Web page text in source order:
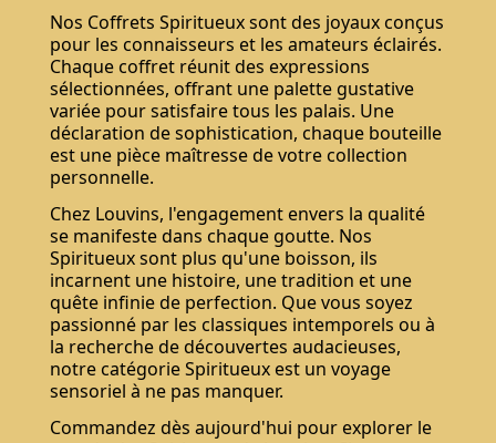
Nos Coffrets Spiritueux sont des joyaux conçus
pour les connaisseurs et les amateurs éclairés.
Chaque coffret réunit des expressions
sélectionnées, offrant une palette gustative
variée pour satisfaire tous les palais. Une
déclaration de sophistication, chaque bouteille
est une pièce maîtresse de votre collection
personnelle.
Chez Louvins, l'engagement envers la qualité
se manifeste dans chaque goutte. Nos
Spiritueux sont plus qu'une boisson, ils
incarnent une histoire, une tradition et une
quête infinie de perfection. Que vous soyez
passionné par les classiques intemporels ou à
la recherche de découvertes audacieuses,
notre catégorie Spiritueux est un voyage
sensoriel à ne pas manquer.
Commandez dès aujourd'hui pour explorer le